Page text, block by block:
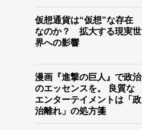
仮想通貨は“仮想”な存在
なのか？ 拡大する現実世
界への影響
漫画『進撃の巨人』で政治
のエッセンスを。 良質な
エンターテイメントは「政
治離れ」の処方箋